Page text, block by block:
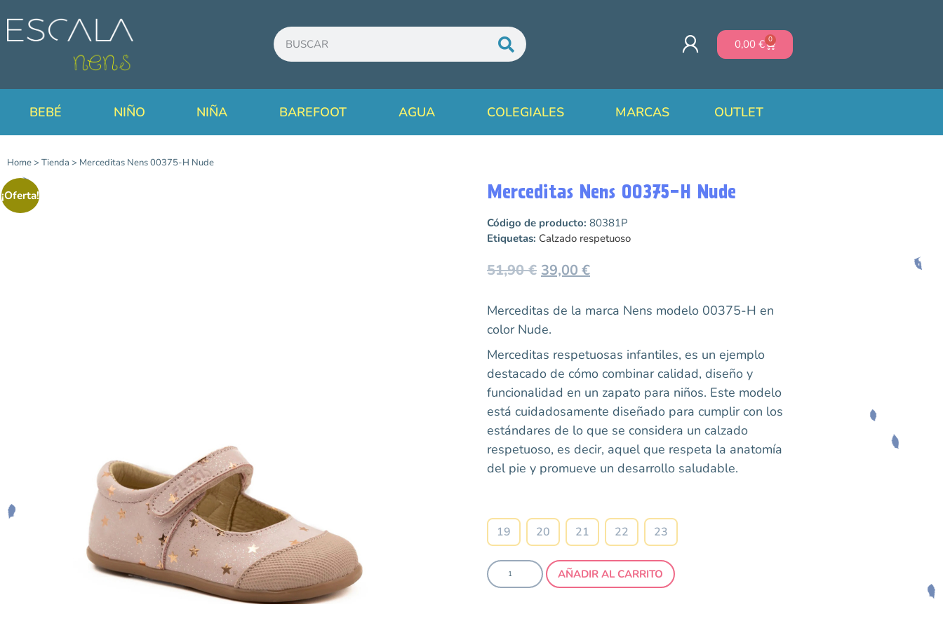
0,00 € 0
BEBÉ NIÑO NIÑA BAREFOOT AGUA COLEGIALES MARCAS OUTLET
Home> Tienda > Merceditas Nens 00375-H Nude
¡Oferta! Merceditas Nens 00375-H Nude
Código de producto: 80381P
Etiquetas: Calzado respetuoso
51,90€ 39,00 €
Merceditas de la marca Nens modelo 00375-H en
color Nude.
Merceditas respetuosas infantiles, es un ejemplo
destacado de cómo combinar calidad, diseño y
funcionalidad en un zapato para niños. Este modelo
está cuidadosamente diseñado para cumplir con los
estándares de lo que se considera un calzado
respetuoso, es decir, aquel que respeta la anatomía
del pie y promueve un desarrollo saludable.
19 20 21 22 23
AÑADIR AL CARRITO